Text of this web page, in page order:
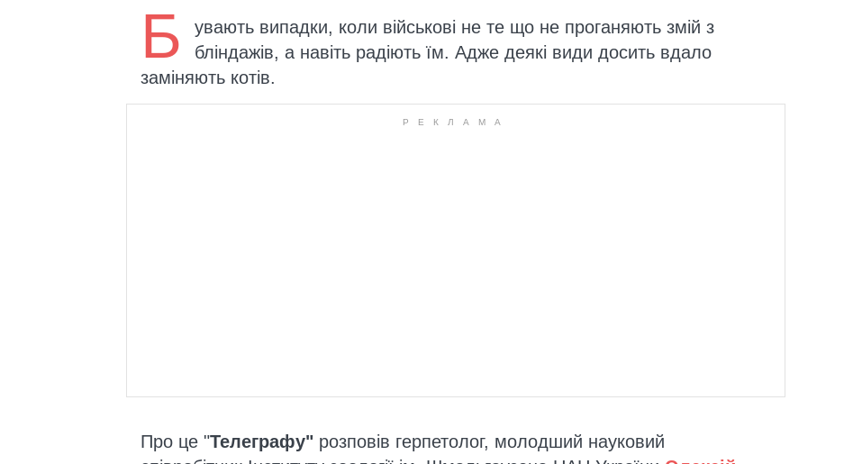
Б
увають випадки, коли військові не те що не проганяють змій з
бліндажів, а навіть радіють їм. Адже деякі види досить вдало
заміняють котів.
Про це "Телеграфу" розповів герпетолог, молодший науковий